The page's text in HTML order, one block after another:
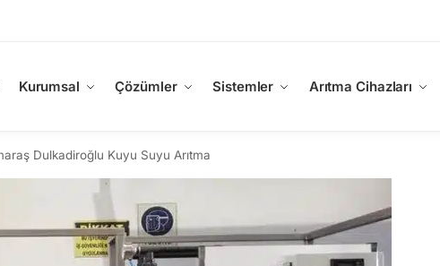
Kurumsal Çözümler Sistemler Arıtma Cihazları
Dulkadiroğlu Kuyu Suyu Arıtma